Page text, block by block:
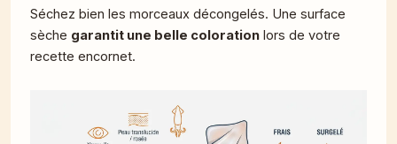
Séchez bien les morceaux décongelés. Une surface
sèche garantit une belle coloration lors de votre
recette encornet.